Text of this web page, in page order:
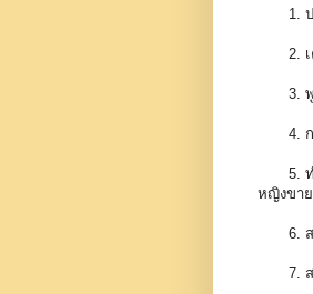
1. ปล่
2. เค
3. พูด
4. กา
5. ทำ
หญิงขา
6. สร้
7. สร้